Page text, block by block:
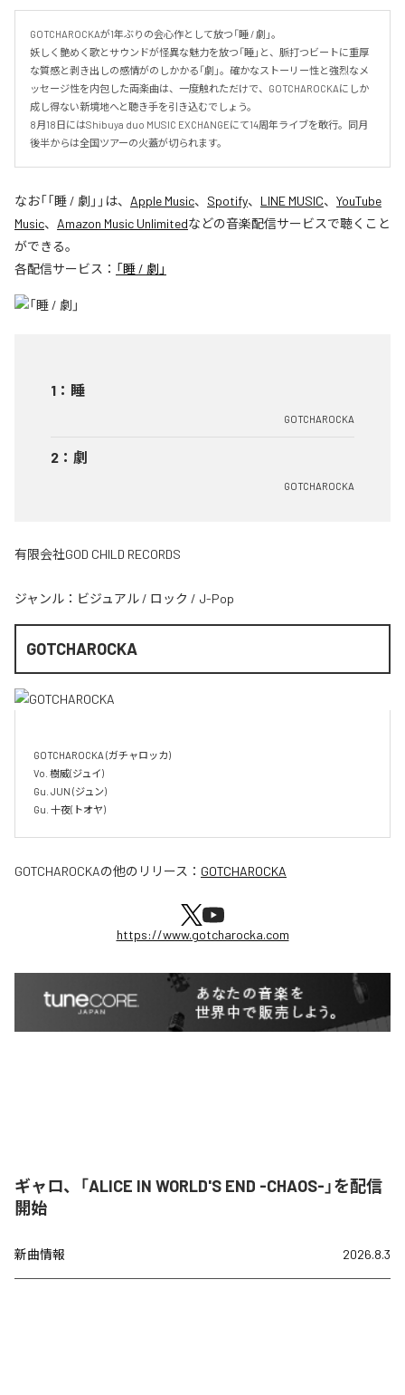
GOTCHAROCKAが1年ぶりの会心作として放つ「睡 / 劇」。
妖しく艶めく歌とサウンドが怪異な魅力を放つ「睡」と、脈打つビートに重厚
な質感と剥き出しの感情がのしかかる「劇」。確かなストーリー性と強烈なメ
ッセージ性を内包した両楽曲は、一度触れただけで、GOTCHAROCKAにしか
成し得ない新境地へと聴き手を引き込むでしょう。
8月18日にはShibuya duo MUSIC EXCHANGEにて14周年ライブを敢行。同月
後半からは全国ツアーの火蓋が切られます。
なお「「睡 / 劇」 」は、 Apple Music、 Spotify、 LINE MUSIC、 YouTube
Music、 Amazon Music Unlimitedなどの音楽配信サービスで聴くこと
ができる。
各配信サービス： 「睡 / 劇」
1 ： 睡
GOTCHAROCKA
2 ： 劇
GOTCHAROCKA
有限会社GOD CHILD RECORDS
ジャンル： ビジュアル / ロック / J-Pop
GOTCHAROCKA
GOTCHAROCKA (ガチャロッカ)
Vo. 樹威(ジュイ)
Gu. JUN (ジュン)
GOTCHAROCKAの他のリリース： GOTCHAROCKA
https://www.gotcharocka.com
ギャロ、「ALICE IN WORLD'S END -CHAOS-」を配信
開始
新曲情報 2026.8.3